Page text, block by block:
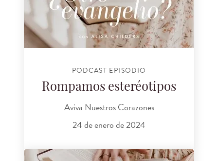
PODCAST EPISODIO
Rompamos esteréotipos
Aviva Nuestros Corazones
24 de enero de 2024